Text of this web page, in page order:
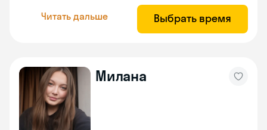
Читать дальше Выбрать время
Милана